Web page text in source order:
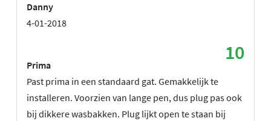
Danny
4-01-2018
10
Prima
Past prima in een standaard gat. Gemakkelijk te
installeren. Voorzien van lange pen, dus plug pas ook
bij dikkere wasbakken. Plug lijkt open te staan bij